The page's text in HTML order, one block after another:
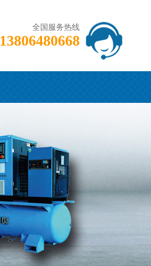
全国服务热线
13806480668